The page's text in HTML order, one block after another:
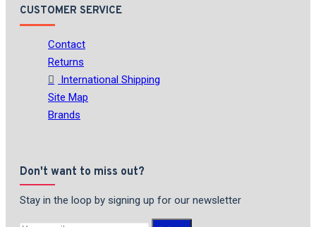
CUSTOMER SERVICE
Contact
Returns
International Shipping
Site Map
Brands
Don't want to miss out?
Stay in the loop by signing up for our newsletter